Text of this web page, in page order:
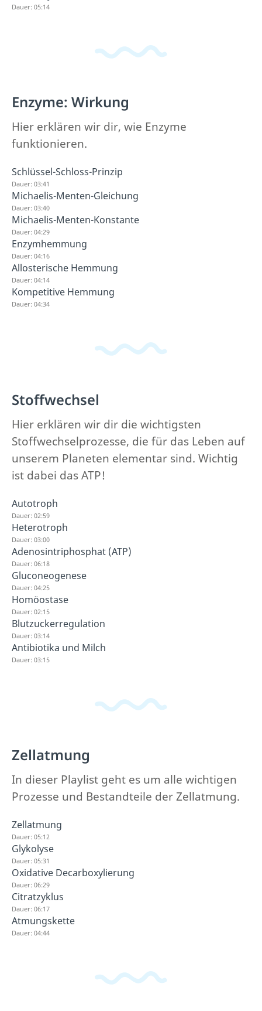
Dauer: 05:14
Enzyme: Wirkung
Hier erklären wir dir, wie Enzyme
funktionieren.
Schlüssel-Schloss-Prinzip
Dauer: 03:41
Michaelis-Menten-Gleichung
Dauer: 03:40
Michaelis-Menten-Konstante
Dauer: 04:29
Enzymhemmung
Dauer: 04:16
Allosterische Hemmung
Dauer: 04:14
Kompetitive Hemmung
Dauer: 04:34
Stoffwechsel
Hier erklären wir dir die wichtigsten
Stoffwechselprozesse, die für das Leben auf
unserem Planeten elementar sind. Wichtig
ist dabei das ATP!
Autotroph
Dauer: 02:59
Heterotroph
Dauer: 03:00
Adenosintriphosphat (ATP)
Dauer: 06:18
Gluconeogenese
Dauer: 04:25
Homöostase
Dauer: 02:15
Blutzuckerregulation
Dauer: 03:14
Antibiotika und Milch
Dauer: 03:15
Zellatmung
In dieser Playlist geht es um alle wichtigen
Prozesse und Bestandteile der Zellatmung.
Zellatmung
Dauer: 05:12
Glykolyse
Dauer: 05:31
Oxidative Decarboxylierung
Dauer: 06:29
Citratzyklus
Dauer: 06:17
Atmungskette
Dauer: 04:44